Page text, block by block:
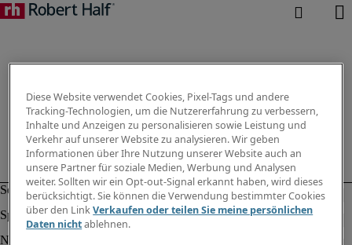
Diese Website verwendet Cookies, Pixel-Tags und andere
Tracking-Technologien, um die Nutzererfahrung zu verbessern,
Inhalte und Anzeigen zu personalisieren sowie Leistung und
Verkehr auf unserer Website zu analysieren. Wir geben
Informationen über Ihre Nutzung unserer Website auch an
unsere Partner für soziale Medien, Werbung und Analysen
weiter. Sollten wir ein Opt-out-Signal erkannt haben, wird dieses
berücksichtigt. Sie können die Verwendung bestimmter Cookies
über den LinkVerkaufen oder teilen Sie meine persönlichen
Daten nichtablehnen.